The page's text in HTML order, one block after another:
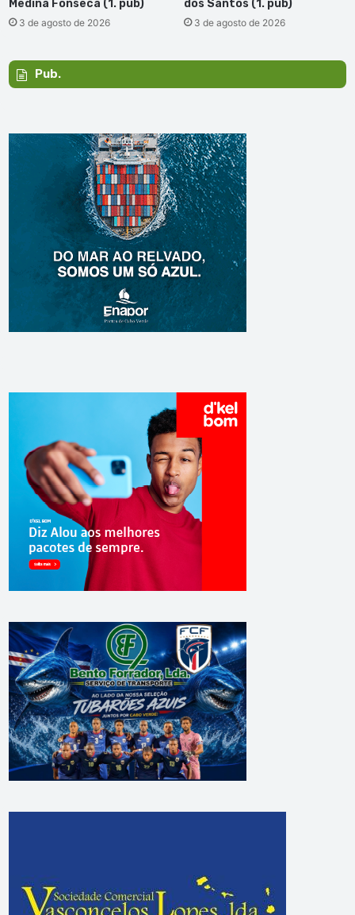
Medina Fonseca (1. pub)
3 de agosto de 2026
dos Santos (1. pub)
3 de agosto de 2026
Pub.